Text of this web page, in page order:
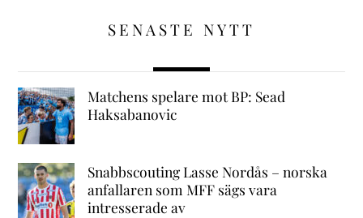
SENASTE NYTT
Matchens spelare mot BP: Sead
Haksabanovic
Snabbscouting Lasse Nordås – norska
anfallaren som MFF sägs vara
intresserade av